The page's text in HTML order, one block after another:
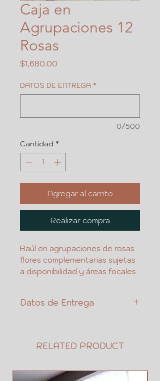
Caja en
Agrupaciones 12
Rosas
$1,680.00
DATOS DE ENTREGA *
0/500
Cantidad *
Agregar al carrito
Realizar compra
Baúl en agrupaciones de rosas
flores complementarias sujetas
a disponibilidad y áreas focales
Datos de Entrega
NOMBRE DE DESTINATARIO
ENTRE QUE CALLES O
RELATED PRODUCT